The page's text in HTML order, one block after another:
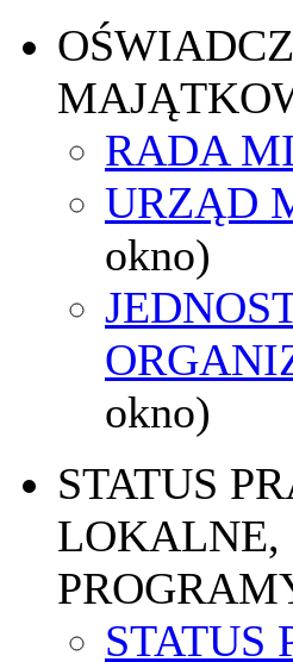
RADA
URZĄD
okno)
okno)
STATUS
LOKALNE,
STATUS